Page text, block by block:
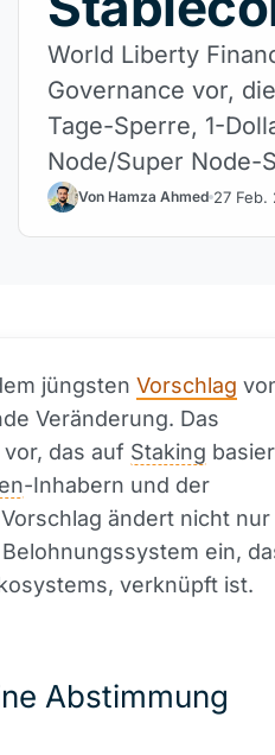
World Liberty
Governance vor,
Tage-Sperre, 1-
Node/Super Node-
institutionelles
Von Hamza Ahmed 27 Feb.
jüngsten Vorschlag
Veränderung. Das
das auf Staking
-Inhabern und der
ändert nicht nur
ein,
verknüpft ist.
Abstimmung